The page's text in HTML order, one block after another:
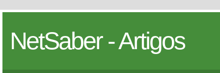
NetSaber - Artigos